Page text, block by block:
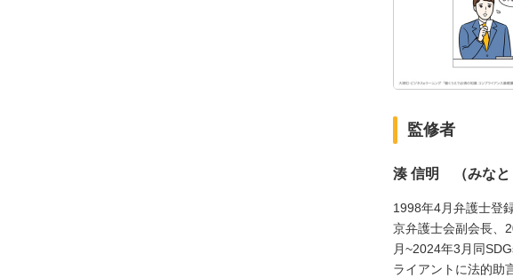
監修者
湊 信明 （みなと
1998年4月弁護士登
京弁護士会副会長、
月~2024年3月同
ライアントに法的助